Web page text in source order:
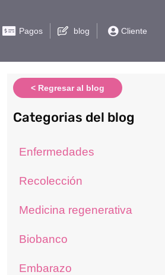
Pagos blog Cliente
< Regresar al blog
Categorias del blog
Enfermedades
Recolección
Medicina regenerativa
Biobanco
Embarazo